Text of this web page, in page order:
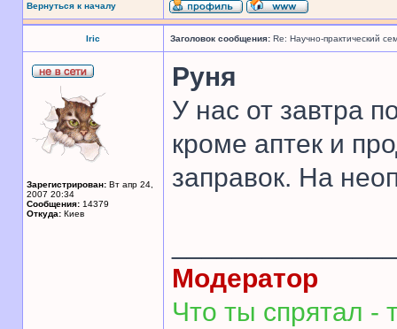
Вернуться к началу
Iric Заголовок сообщения: Re: Научно-практический
Зарегистрирован: Вт апр 24,
2007 20:34
Сообщения: 14379
Откуда: Киев
Руня
У нас от завтра
кроме аптек и
заправок. На
Модератор
Что ты спрятал -